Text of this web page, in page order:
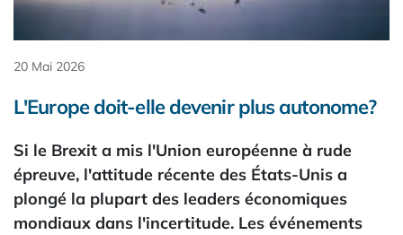
20 Mai 2026
L'Europe doit-elle devenir plus autonome?
Si le Brexit a mis l'Union européenne à rude
épreuve, l'attitude récente des États-Unis a
plongé la plupart des leaders économiques
mondiaux dans l'incertitude. Les événements